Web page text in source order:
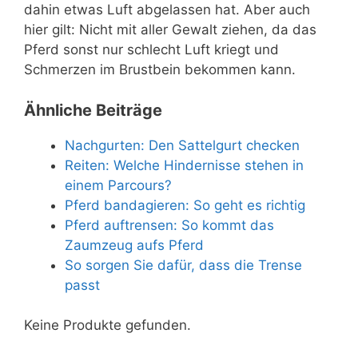
dahin etwas Luft abgelassen hat. Aber auch
hier gilt: Nicht mit aller Gewalt ziehen, da das
Pferd sonst nur schlecht Luft kriegt und
Schmerzen im Brustbein bekommen kann.
Ähnliche Beiträge
Nachgurten: Den Sattelgurt checken
Reiten: Welche Hindernisse stehen in
einem Parcours?
Pferd bandagieren: So geht es richtig
Pferd auftrensen: So kommt das
Zaumzeug aufs Pferd
So sorgen Sie dafür, dass die Trense
passt
Keine Produkte gefunden.